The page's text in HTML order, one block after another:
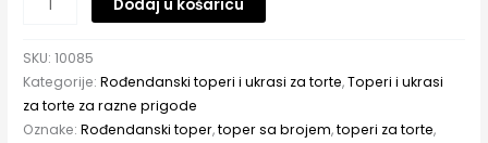
Dodaj u košaricu
SKU:10085
Kategorije:Rođendanski toperi i ukrasi za torte,Toperi i ukrasi
za torte za razne prigode
Oznake:Rođendanski toper,toper sa brojem,toperi za torte,